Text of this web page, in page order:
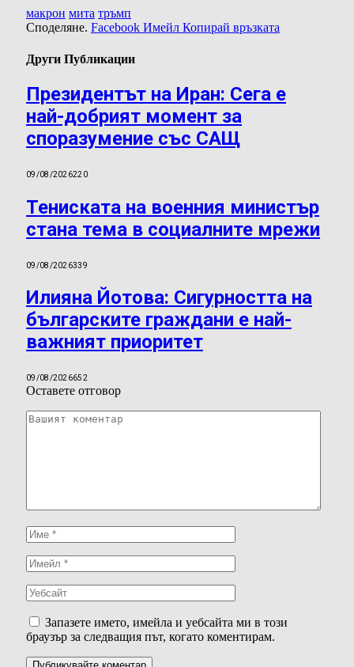
макрон мита тръмп
Споделяне. Facebook Имейл Копирай връзката
Други Публикации
Президентът на Иран: Сега е
най-добрият момент за
споразумение със САЩ
09/08/2026220
Тениската на военния министър
стана тема в социалните мрежи
09/08/2026339
Илияна Йотова: Сигурността на
българските граждани е най-
важният приоритет
09/08/2026652
Оставете отговор
Запазете името, имейла и уебсайта ми в този
браузър за следващия път, когато коментирам.